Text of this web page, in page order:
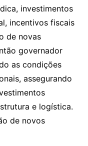
investimentos
incentivos fiscais
de novas
governador
as condições
assegurando
e logística.
de novos